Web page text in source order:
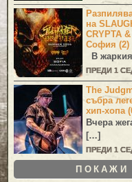
на
CRYPTA
София (2)
В
ПРЕДИ 1
The
събра
хип-хопа
Вчера
[…]
ПРЕДИ 1
ПОКАЖИ